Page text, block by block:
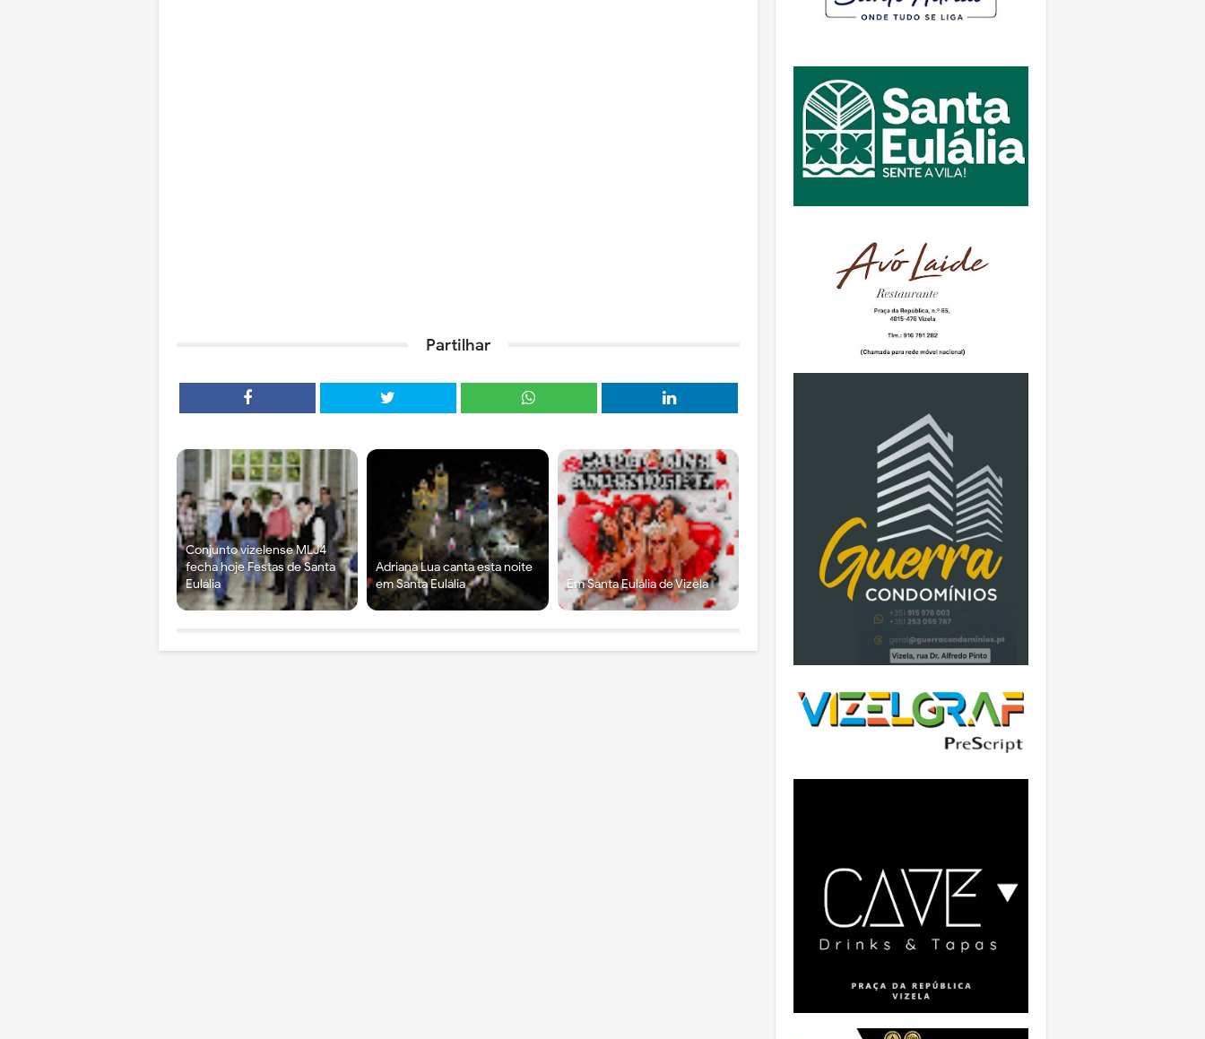
Partilhar
Conjunto vizelense MLJ4
fecha hoje Festas de Santa
Eulália
Adriana Lua canta esta noite
em Santa Eulália
Em Santa Eulália de Vizela